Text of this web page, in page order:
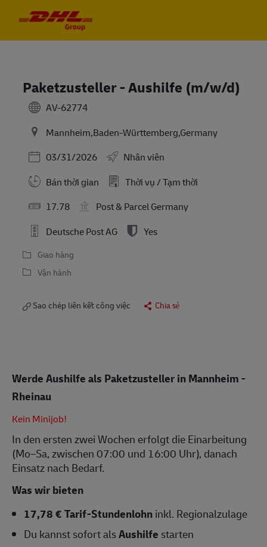
Paketzusteller - Aushilfe (m/w/d)
AV-62774
Mannheim,Baden-Württemberg,Germany
Posted Date
03/31/2026
Nhân viên
Bán thời gian
Thời vụ / Tạm thời
17.78
Post & Parcel Germany
Deutsche Post AG
Yes
Giao hàng
Vận hành
Sao chép liên kết công việc Chia sẻ
Werde Aushilfe als Paketzusteller in Mannheim -
Rheinau
Kein Minijob!
In den ersten zwei Wochen erfolgt die Einarbeitung
(Mo–Sa, zwischen 07:00 und 16:00 Uhr), danach
Einsatz nach Bedarf.
Was wir bieten
17,78 € Tarif-Stundenlohninkl. Regionalzulage
Du kannst sofort alsAushilfe starten